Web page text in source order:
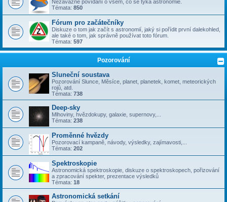
Nezávazné povídání o všem, co se týka astronomie.
Témata: 850
Fórum pro začátečníky
Diskuze o tom jak začít s astronomií, jaký si pořídit první dalekohled,
ale také o tom, jak správně používat toto fórum.
Témata: 597
Pozorování
Sluneční soustava
Pozorování Slunce, Měsíce, planet, planetek, komet, meteorických
rojů, atd.
Témata: 738
Deep-sky
Mlhoviny, hvězdokupy, galaxie, supernovy,...
Témata: 238
Proměnné hvězdy
Pozorovací kampaně, návody, výsledky, zajímavosti,...
Témata: 202
Spektroskopie
Astronomická spektroskopie, diskuze o spektroskopech, pořizování
a zpracování spekter, prezentace výsledků
Témata: 18
Astronomická setkání